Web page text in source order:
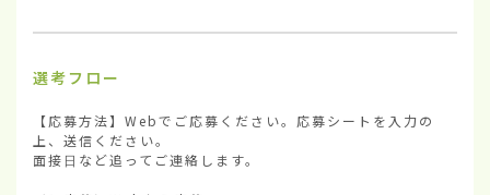
選考フロー
【応募方法】Webでご応募ください。応募シートを入力の
上、送信ください。
面接日など追ってご連絡します。